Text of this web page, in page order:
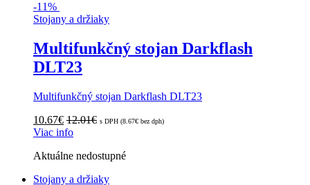
-11%
Stojany a držiaky
Multifunkčný stojan Darkflash
DLT23
Multifunkčný stojan Darkflash DLT23
10.67€ 12.01€ s DPH (8.67€ bez dph)
Viac info
Aktuálne nedostupné
Stojany a držiaky